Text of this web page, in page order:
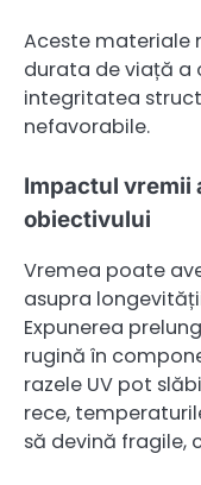
Aceste materiale
durata de viață a
integritatea
nefavorabile.
Impactul vremii
obiectivului
Vremea poate
asupra
Expunerea
rugină în
razele UV pot
rece,
să devină fragile,